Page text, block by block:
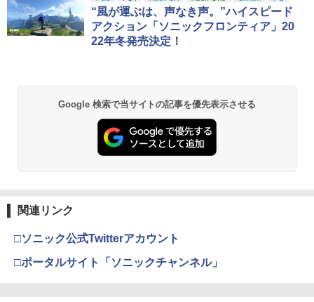
ラー + USB-C® ケーブル
￥8,300
2
Xbox プリペイドカード 5,000円 デジタ
ルコード 【旧 Xbox ギフトカード】 [オ
ンラインコード]
￥5,000
窩座再来 通常版 [Blu-ray]
￥3,964
劇場版「鬼滅の刃」無限城編 第一章 猗
窩座再来 通常版 [DVD]
￥3,523
￥8,698
“風が運ぶは、声なき声。”ハイスピード
アクション「ソニックフロンティア」20
22年冬発売決定！
Google 検索で当サイトの記事を優先表示させる
関連リンク
□ソニック公式Twitterアカウント
□ポータルサイト「ソニックチャンネル」